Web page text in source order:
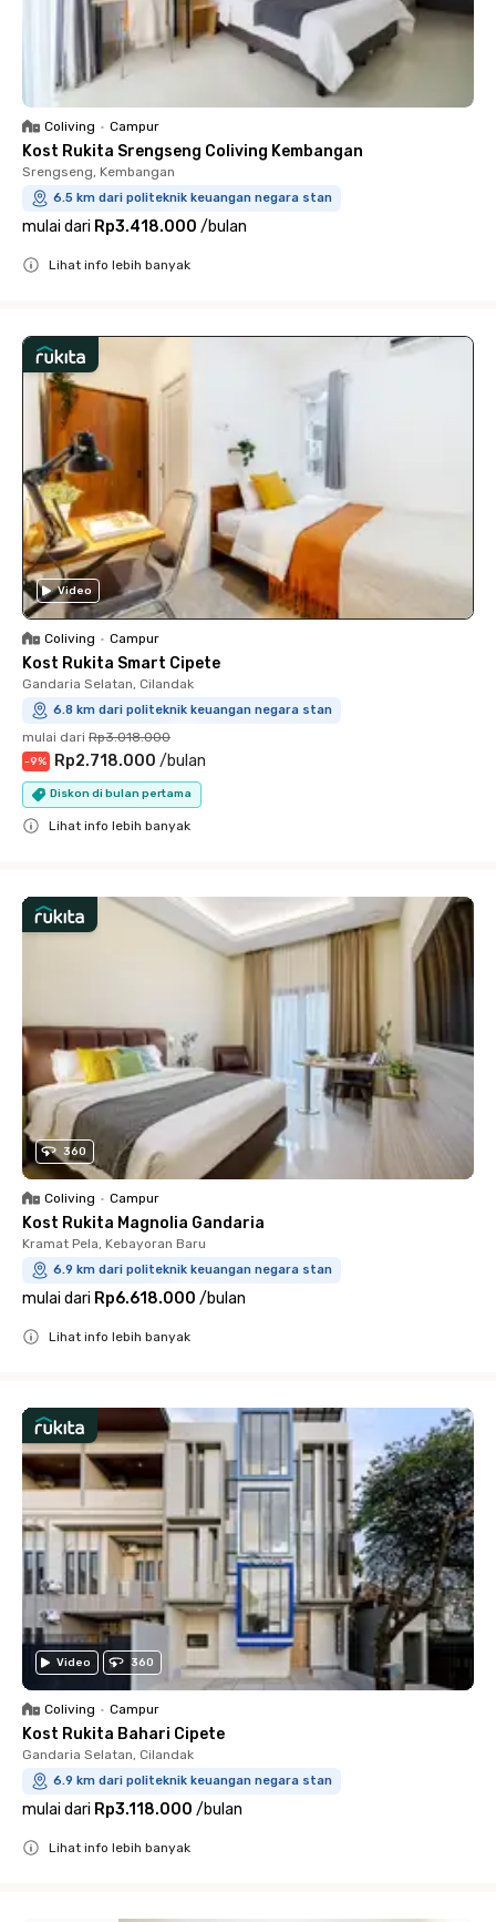
Coliving • Campur
Kost Rukita Srengseng Coliving Kembangan
Srengseng, Kembangan
6.5 km dari politeknik keuangan negara stan
mulai dari Rp3.418.000 /bulan
Lihat info lebih banyak
Video
Coliving • Campur
Kost Rukita Smart Cipete
Gandaria Selatan, Cilandak
6.8 km dari politeknik keuangan negara stan
mulai dari Rp3.018.000
-9% Rp2.718.000 /bulan
Diskon di bulan pertama
Lihat info lebih banyak
360
Coliving • Campur
Kost Rukita Magnolia Gandaria
Kramat Pela, Kebayoran Baru
6.9 km dari politeknik keuangan negara stan
mulai dari Rp6.618.000 /bulan
Lihat info lebih banyak
Video 360
Coliving • Campur
Kost Rukita Bahari Cipete
Gandaria Selatan, Cilandak
6.9 km dari politeknik keuangan negara stan
mulai dari Rp3.118.000 /bulan
Lihat info lebih banyak